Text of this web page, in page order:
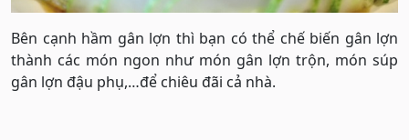
Bên cạnh hầm gân lợn thì bạn có thể chế biến gân lợn
thành các món ngon như món gân lợn trộn, món súp
gân lợn đậu phụ,…để chiêu đãi cả nhà.